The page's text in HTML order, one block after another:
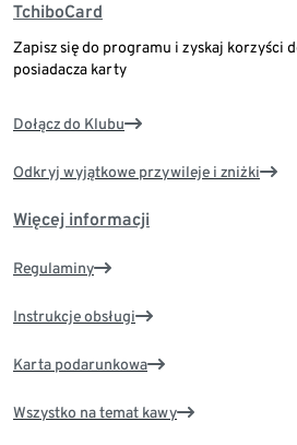
TchiboCard
Zapisz się do programu i zyskaj korzyści
posiadacza karty
Dołącz do Klubu
Odkryj wyjątkowe przywileje i zniżki
Więcej informacji
Regulaminy
Instrukcje obsługi
Karta podarunkowa
Wszystko na temat kawy